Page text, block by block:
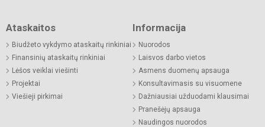
Ataskaitos
Biudžeto vykdymo ataskaitų rinkiniai
Finansinių ataskaitų rinkiniai
Lėšos veiklai viešinti
Projektai
Viešieji pirkimai
Informacija
Nuorodos
Laisvos darbo vietos
Asmens duomenų apsauga
Konsultavimasis su visuomene
Dažniausiai užduodami klausimai
Pranešėjų apsauga
Naudingos nuorodos